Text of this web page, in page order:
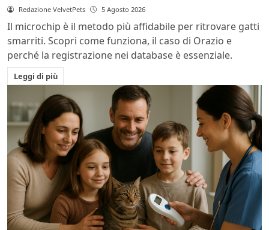
Redazione VelvetPets 5 Agosto 2026
Il microchip è il metodo più affidabile per ritrovare gatti
smarriti. Scopri come funziona, il caso di Orazio e
perché la registrazione nei database è essenziale.
Leggi di più